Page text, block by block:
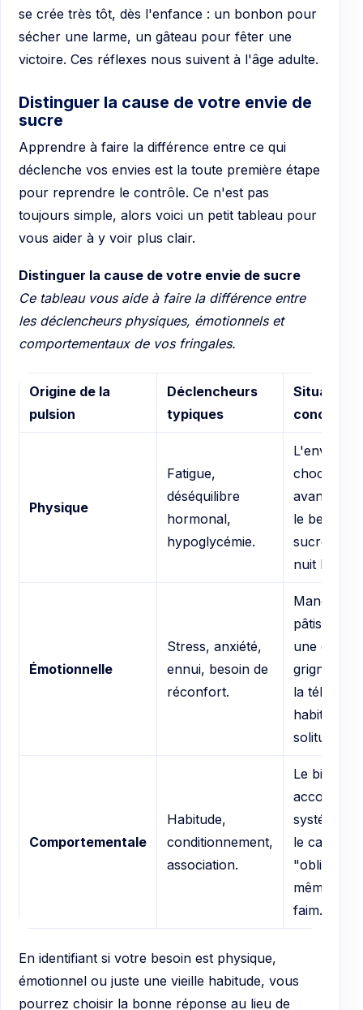
se crée très tôt, dès l'enfance : un bonbon pour
sécher une larme, un gâteau pour fêter une
victoire. Ces réflexes nous suivent à l'âge adulte.
Distinguer la cause de votre envie de
sucre
Apprendre à faire la différence entre ce qui
déclenche vos envies est la toute première étape
pour reprendre le contrôle. Ce n'est pas
toujours simple, alors voici un petit tableau pour
vous aider à y voir plus clair.
Distinguer la cause de votre envie de sucre
Ce tableau vous aide à faire la différence entre
les déclencheurs physiques, émotionnels et
comportementaux de vos fringales.
Origine de la
pulsion
Déclencheurs
typiques
Situations
concrètes
Physique
Fatigue,
déséquilibre
hormonal,
hypoglycémie.
L'envie de
chocolat
avant les
le besoin
sucre
nuit
Émotionnelle
Stress, anxiété,
ennui, besoin de
réconfort.
Manger
pâtisserie
une
grignoter
la télé par
habitude
solitude.
Comportementale
Habitude,
conditionnement,
association.
Le biscuit
le café, le
même
faim.
En identifiant si votre besoin est physique,
émotionnel ou juste une vieille habitude, vous
pourrez choisir la bonne réponse au lieu de